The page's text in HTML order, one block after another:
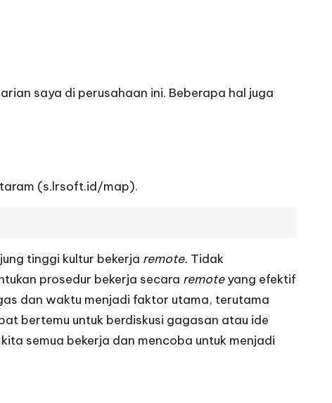
saya di perusahaan ini. Beberapa hal juga
(s.lrsoft.id/map).
tinggi kultur bekerja remote. Tidak
prosedur bekerja secara remoteyang efektif
dan waktu menjadi faktor utama, terutama
bertemu untuk berdiskusi gagasan atau ide
semua bekerja dan mencoba untuk menjadi